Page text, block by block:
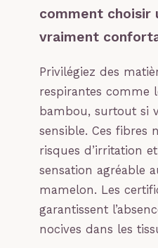
comment choisir
vraiment
Privilégiez des
respirantes comme
bambou, surtout si
sensible. Ces fibres
risques d’irritation
sensation agréable
mamelon. Les
garantissent
nocives dans les